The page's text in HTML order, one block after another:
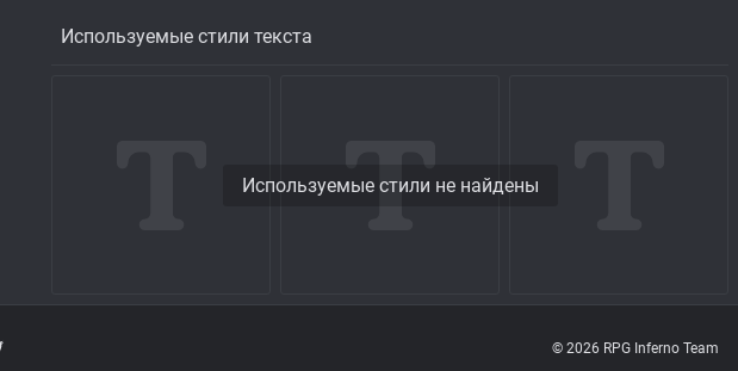
Используемые стили текста
Используемые стили не найдены
© 2026 RPG Inferno Team